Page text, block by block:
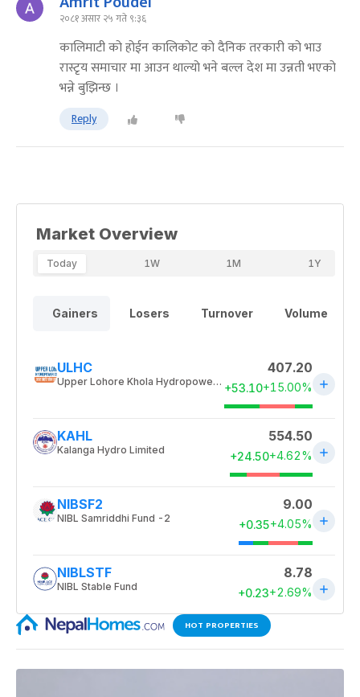
२०८१ असार २५ गते ९:३६
कालिमाटी को होईन कालिकोट को दैनिक तरकारी को भाउ
रास्टृय समाचार मा आउन थाल्यो भने बल्ल देश मा उन्नती भएको
भन्ने बुझिन्छ ।
Reply
HOT PROPERTIES